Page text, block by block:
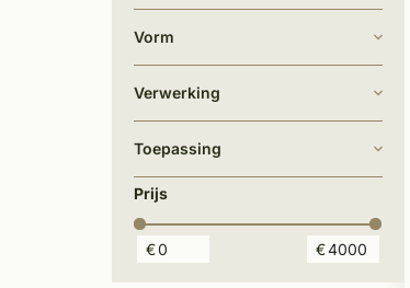
Vorm
Verwerking
Toepassing
Prijs
€ €